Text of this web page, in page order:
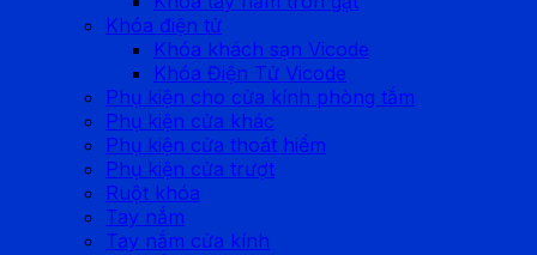
Khóa điện tử
Khóa khách sạn Vicode
Khóa Điện Tử Vicode
Phụ kiện cho cửa kính phòng tắm
Phụ kiện cửa khác
Phụ kiện cửa thoát hiểm
Phụ kiện cửa trượt
Ruột khóa
Tay nắm
Tay nắm cửa kính